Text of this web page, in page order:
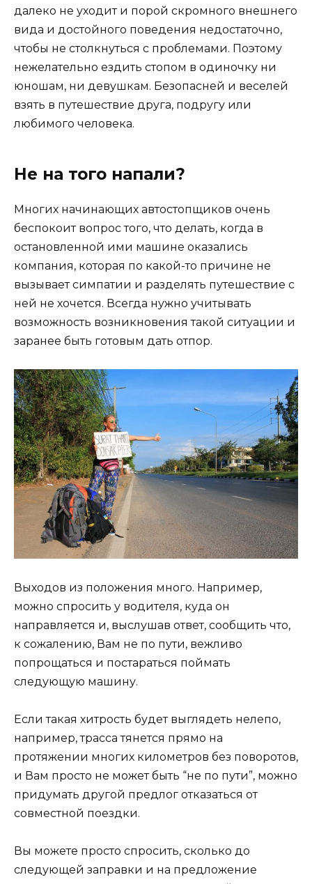
далеко не уходит и порой скромного внешнего
вида и достойного поведения недостаточно,
чтобы не столкнуться с проблемами. Поэтому
нежелательно ездить стопом в одиночку ни
юношам, ни девушкам. Безопасней и веселей
взять в путешествие друга, подругу или
любимого человека.
Не на того напали?
Многих начинающих автостопщиков очень
беспокоит вопрос того, что делать, когда в
остановленной ими машине оказались
компания, которая по какой-то причине не
вызывает симпатии и разделять путешествие с
ней не хочется. Всегда нужно учитывать
возможность возникновения такой ситуации и
заранее быть готовым дать отпор.
Выходов из положения много. Например,
можно спросить у водителя, куда он
направляется и, выслушав ответ, сообщить что,
к сожалению, Вам не по пути, вежливо
попрощаться и постараться поймать
следующую машину.
Если такая хитрость будет выглядеть нелепо,
например, трасса тянется прямо на
протяжении многих километров без поворотов,
и Вам просто не может быть “не по пути”, можно
придумать другой предлог отказаться от
совместной поездки.
Вы можете просто спросить, сколько до
следующей заправки и на предложение